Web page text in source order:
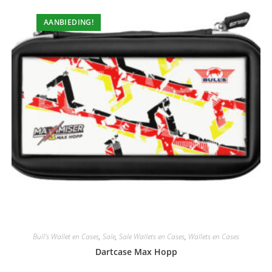
AANBIEDING!
Bull's Wallet en Cases, Sale, Sale Wallets en Cases, Wallets en Cases
Dartcase Max Hopp